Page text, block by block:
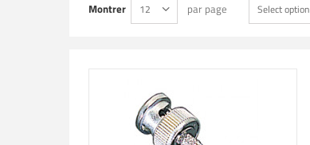
Montrer 12 par page Select option